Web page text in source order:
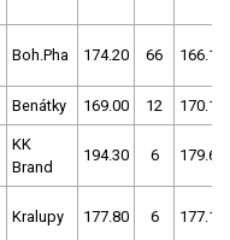
Boh.Pha 174.20 66 166.10
Benátky 169.00 12 170.10
KK
Brand
194.30 6 179.60
Kralupy 177.80 6 177.10